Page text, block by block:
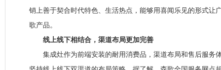
销上善于契合时代特色、生活热点，能够用喜闻乐见的形式让
歌产品。
线上线下相结合，渠道布局更加完善
集成灶作为前端安装的耐用消费品，渠道布局和售后服务